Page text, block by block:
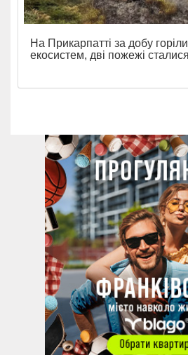
На Прикарпатті за добу
екосистем, дві пожежі